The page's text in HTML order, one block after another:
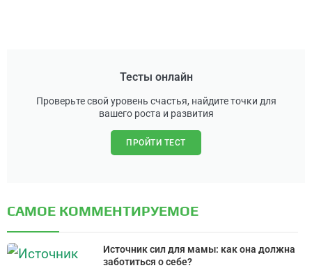
Тесты онлайн
Проверьте свой уровень счастья, найдите точки для
вашего роста и развития
ПРОЙТИ ТЕСТ
САМОЕ КОММЕНТИРУЕМОЕ
Источник сил для мамы: как она должна
заботиться о себе?